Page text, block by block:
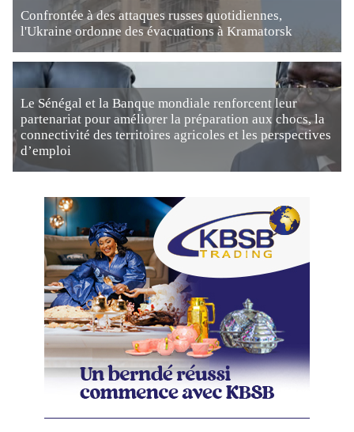
Confrontée à des attaques russes quotidiennes,
l'Ukraine ordonne des évacuations à Kramatorsk
Le Sénégal et la Banque mondiale renforcent leur
partenariat pour améliorer la préparation aux chocs, la
connectivité des territoires agricoles et les perspectives
d’emploi